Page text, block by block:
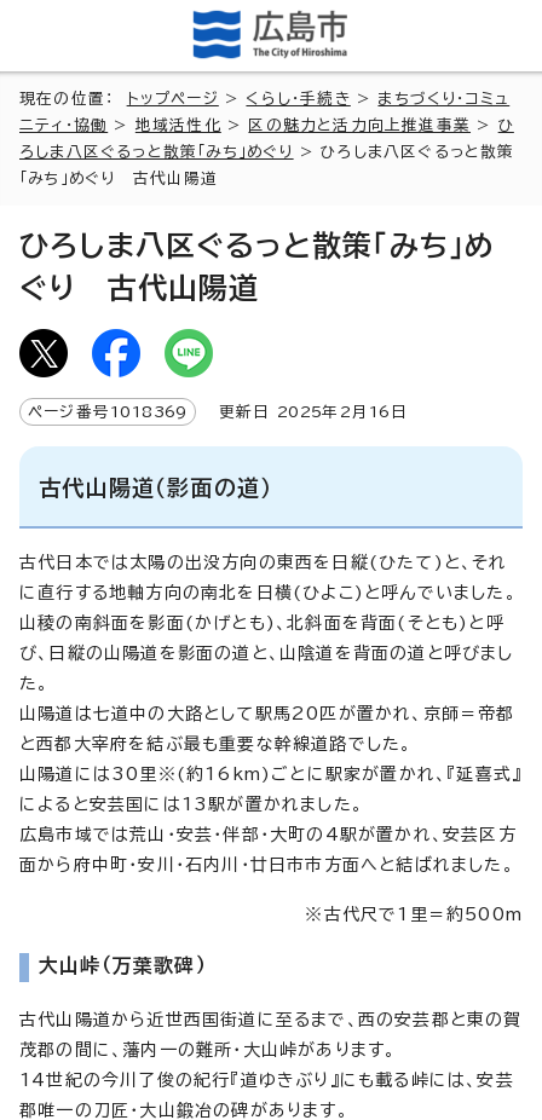
現在の位置： トップページ > くらし・手続き > まちづくり・コミュ
ニティ・協働
> 地域活性化 > 区の魅力と活力向上推進事業 > ひ
ろしま八区ぐるっと散策「みち」めぐり
> ひろしま八区ぐるっと散策
「みち」めぐり 古代山陽道
ひろしま八区ぐるっと散策「みち」め
ぐり 古代山陽道
ページ番号 1018369 更新日 2025年2月 16 日
古代山陽道（影面の道）
古代日本では太陽の出没方向の東西を日縦(ひたて)と、それ
に直行する地軸方向の南北を日横(ひよこ)と呼んでいました。
山稜の南斜面を影面(かげとも)、北斜面を背面(そとも)と呼
び、日縦の山陽道を影面の道と、山陰道を背面の道と呼びまし
た。
山陽道は七道中の大路として駅馬20匹が置かれ、京師＝帝都
と西都大宰府を結ぶ最も重要な幹線道路でした。
山陽道には30里※(約16km)ごとに駅家が置かれ、『延喜式』
によると安芸国には13駅が置かれました。
広島市域では荒山・安芸・伴部・大町の4駅が置かれ、安芸区方
面から府中町・安川・石内川・廿日市市方面へと結ばれました。
※古代尺で1里＝約500m
大山峠（万葉歌碑）
古代山陽道から近世西国街道に至るまで、西の安芸郡と東の賀
茂郡の間に、藩内一の難所・大山峠があります。
14世紀の今川了俊の紀行『道ゆきぶり』にも載る峠には、安芸
郡唯一の刀匠・大山鍛冶の碑があります。